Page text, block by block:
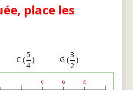
place les
C (
5
4
) G (
3
2
)
E
C G